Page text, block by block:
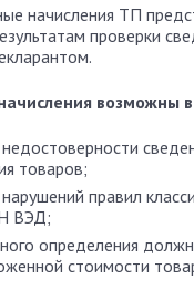
начисления ТП
проверки
возможны в
товаров;
правил
ВЭД;
определения
стоимости